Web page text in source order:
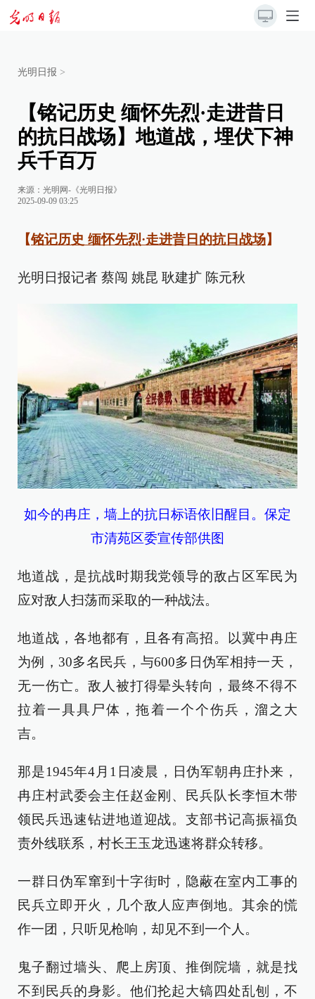
光明日报 >
【铭记历史 缅怀先烈·走进昔日
的抗日战场】地道战，埋伏下神
兵千百万
来源： 光明网-《光明日报》
2025-09-09 03:25
【铭记历史 缅怀先烈·走进昔日的抗日战场】
光明日报记者 蔡闯 姚昆 耿建扩 陈元秋
如今的冉庄，墙上的抗日标语依旧醒目。保定
市清苑区委宣传部供图
地道战，是抗战时期我党领导的敌占区军民为
应对敌人扫荡而采取的一种战法。
地道战，各地都有，且各有高招。以冀中冉庄
为例，30多名民兵，与600多日伪军相持一天，
无一伤亡。敌人被打得晕头转向，最终不得不
拉着一具具尸体，拖着一个个伤兵，溜之大
吉。
那是1945年4月1日凌晨，日伪军朝冉庄扑来，
冉庄村武委会主任赵金刚、民兵队长李恒木带
领民兵迅速钻进地道迎战。支部书记高振福负
责外线联系，村长王玉龙迅速将群众转移。
一群日伪军窜到十字街时，隐蔽在室内工事的
民兵立即开火，几个敌人应声倒地。其余的慌
作一团，只听见枪响，却见不到一个人。
鬼子翻过墙头、爬上房顶、推倒院墙，就是找
不到民兵的身影。他们抡起大镐四处乱刨，不